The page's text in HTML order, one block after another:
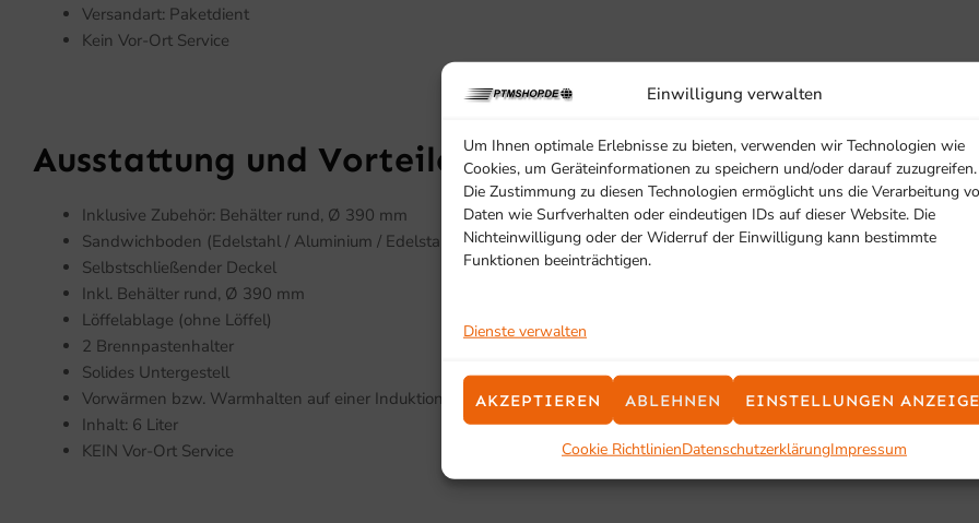
Einwilligung verwalten
Um Ihnen optimale Erlebnisse zu bieten, verwenden wir Technologien wie
Cookies, um Geräteinformationen zu speichern und/oder darauf zuzugreifen.
Die Zustimmung zu diesen Technologien ermöglicht uns die Verarbeitung
Daten wie Surfverhalten oder eindeutigen IDs auf dieser Website. Die
Nichteinwilligung oder der Widerruf der Einwilligung kann bestimmte
Funktionen beeinträchtigen.
Dienste verwalten
AKZEPTIEREN ABLEHNEN EINSTELLUNGEN
Cookie RichtlinienDatenschutzerklärungImpressum
Versandart: Paketdient
Kein Vor-Ort Service
Ausstattung und Vorteile
Inklusive Zubehör: Behälter rund, Ø 390 mm
Sandwichboden (Edelstahl / Aluminium / Edelstahl)
Selbstschließender Deckel
Inkl. Behälter rund, Ø 390 mm
Löffelablage (ohne Löffel)
2 Brennpastenhalter
Solides Untergestell
Vorwärmen bzw. Warmhalten auf einer Induktionsplatte möglich, durch induktionsgeeigneten Wasserbehälter
Inhalt: 6 Liter
KEIN Vor-Ort Service